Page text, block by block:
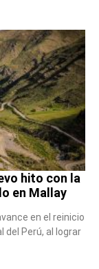
hito con la
en Mallay
en el reinicio
del Perú, al lograr